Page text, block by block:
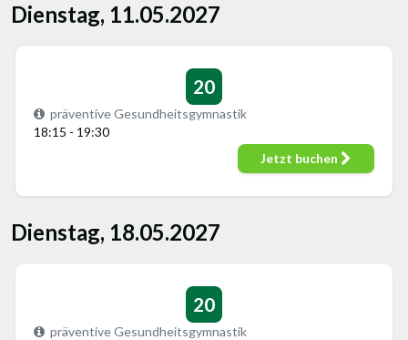
Dienstag, 11.05.2027
20
präventive Gesundheitsgymnastik
18:15 - 19:30
Jetzt buchen
Dienstag, 18.05.2027
20
präventive Gesundheitsgymnastik